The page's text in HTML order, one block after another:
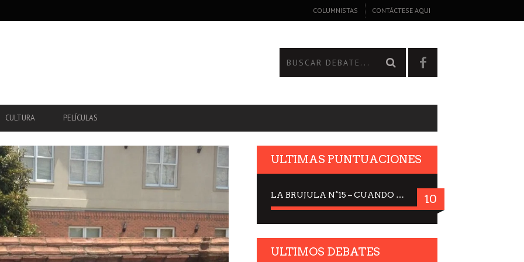
COLUMNISTAS CONTÁCTESE AQUI
CULTURA PELÍCULAS
ULTIMAS PUNTUACIONES
LA BRUJULA N°15 – CUANDO LA CIENCIA MIRA AL CIELO, DRA. ELISABETH KÜBLER-ROSS 10
ULTIMOS DEBATES